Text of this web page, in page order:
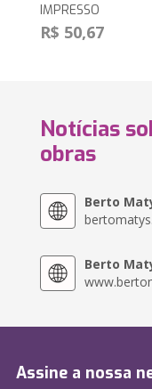
IMPRESSO
R$ 50,67
Notícias
obras
Berto
Berto
Assine a nossa